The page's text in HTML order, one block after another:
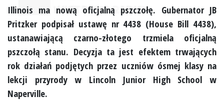
Illinois ma nową oficjalną pszczołę. Gubernator JB
Pritzker podpisał ustawę nr 4438 (House Bill 4438),
ustanawiającą czarno-złotego trzmiela oficjalną
pszczołą stanu. Decyzja ta jest efektem trwających
rok działań podjętych przez uczniów ósmej klasy na
lekcji przyrody w Lincoln Junior High School w
Naperville.